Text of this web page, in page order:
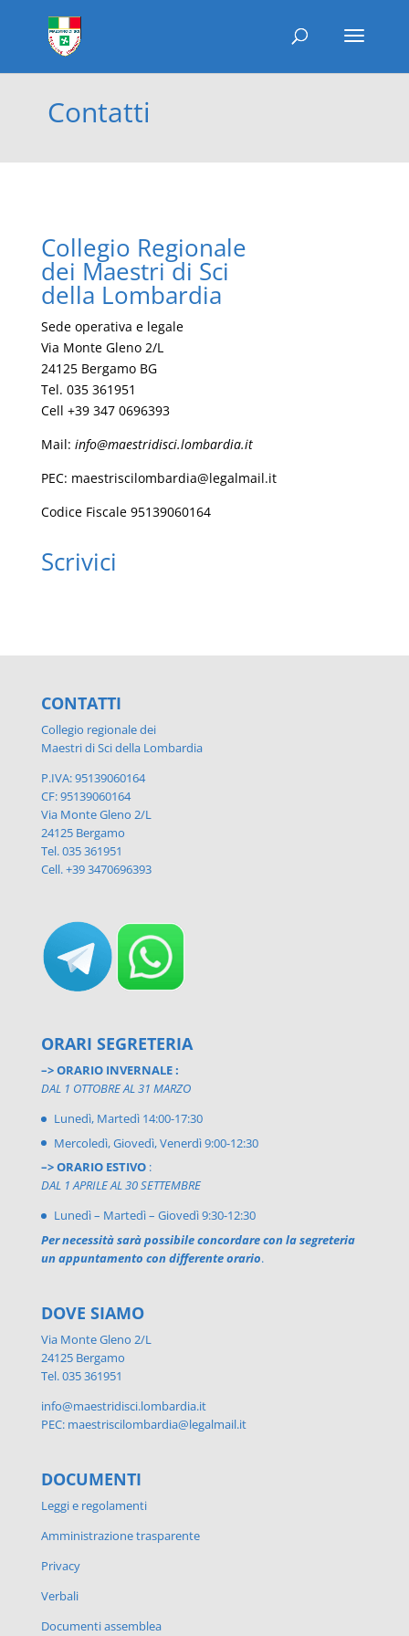
Contatti
Collegio Regionale
dei Maestri di Sci
della Lombardia
Sede operativa e legale
Via Monte Gleno 2/L
24125 Bergamo BG
Tel. 035 361951
Cell +39 347 0696393
Mail: info@maestridisci.lombardia.it
PEC: maestriscilombardia@legalmail.it
Codice Fiscale 95139060164
Scrivici
CONTATTI
Collegio regionale dei
Maestri di Sci della Lombardia
P.IVA: 95139060164
CF: 95139060164
Via Monte Gleno 2/L
24125 Bergamo
Tel. 035 361951
Cell. +39 3470696393
ORARI SEGRETERIA
–> ORARIO INVERNALE :
DAL 1 OTTOBRE AL 31 MARZO
Lunedì, Martedì 14:00-17:30
Mercoledì, Giovedì, Venerdì 9:00-12:30
–> ORARIO ESTIVO:
DAL 1 APRILE AL 30 SETTEMBRE
Lunedì – Martedì – Giovedì 9:30-12:30
Per necessità sarà possibile concordare con la segreteria
un appuntamento con differente orario.
DOVE SIAMO
Via Monte Gleno 2/L
24125 Bergamo
Tel. 035 361951
info@maestridisci.lombardia.it
PEC: maestriscilombardia@legalmail.it
DOCUMENTI
Leggi e regolamenti
Amministrazione trasparente
Privacy
Verbali
Documenti assemblea